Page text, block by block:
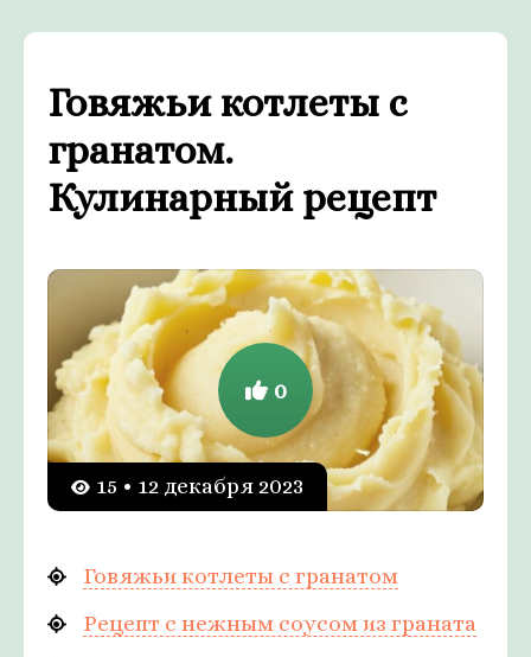
Говяжьи котлеты с
гранатом.
Кулинарный рецепт
15 • 12 декабря 2023
0
Говяжьи котлеты с гранатом
Рецепт с нежным соусом из граната